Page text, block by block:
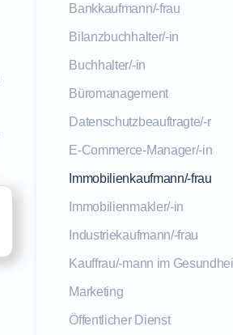
Bankkaufmann/-frau
Bilanzbuchhalter/-in
Buchhalter/-in
Büromanagement
Datenschutzbeauftragte/-r
E-Commerce-Manager/-in
Immobilienkaufmann/-frau
Immobilienmakler/-in
Industriekaufmann/-frau
Kauffrau/-mann im
Marketing
Öffentlicher Dienst